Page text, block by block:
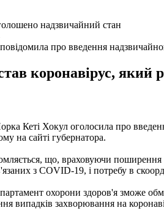
про введення
коронавірус, який
Кеті Хокул оголосила про
на сайті губернатора.
що, враховуючи поширення
з COVID-19, і потребу в
охорони здоров'я зможе
випадків захворювання на